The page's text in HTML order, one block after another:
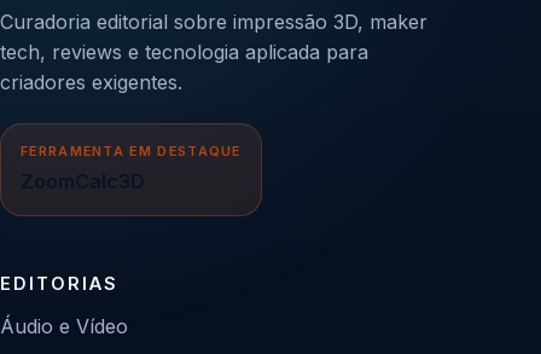
Curadoria editorial sobre impressão 3D, maker
tech, reviews e tecnologia aplicada para
criadores exigentes.
FERRAMENTA EM DESTAQUE
ZoomCalc3D
EDITORIAS
Áudio e Vídeo